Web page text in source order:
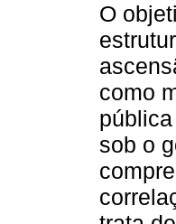
O
como
sob o